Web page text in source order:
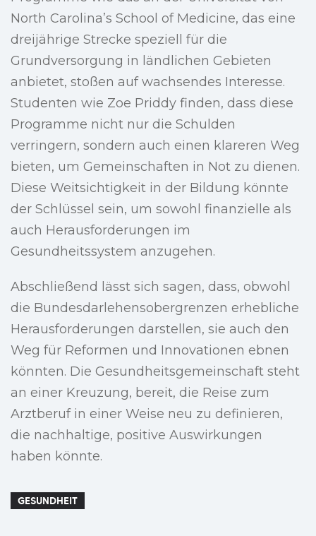
North Carolina’s School of Medicine, das eine
dreijährige Strecke speziell für die
Grundversorgung in ländlichen Gebieten
anbietet, stoßen auf wachsendes Interesse.
Studenten wie Zoe Priddy finden, dass diese
Programme nicht nur die Schulden
verringern, sondern auch einen klareren Weg
bieten, um Gemeinschaften in Not zu dienen.
Diese Weitsichtigkeit in der Bildung könnte
der Schlüssel sein, um sowohl finanzielle als
auch Herausforderungen im
Gesundheitssystem anzugehen.
Abschließend lässt sich sagen, dass, obwohl
die Bundesdarlehensobergrenzen erhebliche
Herausforderungen darstellen, sie auch den
Weg für Reformen und Innovationen ebnen
könnten. Die Gesundheitsgemeinschaft steht
an einer Kreuzung, bereit, die Reise zum
Arztberuf in einer Weise neu zu definieren,
die nachhaltige, positive Auswirkungen
haben könnte.
GESUNDHEIT